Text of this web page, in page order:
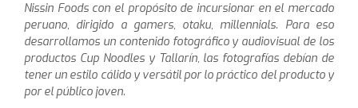
Nissin Foods con el propósito de incursionar en el mercado
peruano, dirigido a gamers, otaku, millennials. Para eso
desarrollamos un contenido fotográfico y audiovisual de los
productos Cup Noodles y Tallarín, las fotografías debían de
tener un estilo cálido y versátil por lo práctico del producto y
por el público joven.